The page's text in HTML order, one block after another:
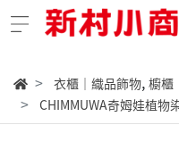
衣櫃｜織品飾物, 櫥櫃
CHIMMUWA奇姆娃植物